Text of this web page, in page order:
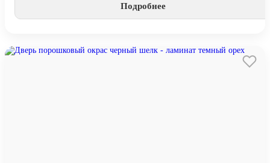
Подробнее